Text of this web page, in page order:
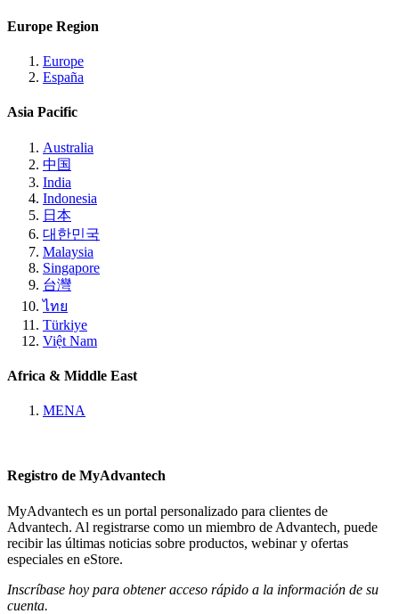
Europe Region
Europe
España
Asia Pacific
Australia
中国
India
Indonesia
日本
대한민국
Malaysia
Singapore
台灣
ไทย
Türkiye
Việt Nam
Africa & Middle East
MENA
Registro de MyAdvantech
MyAdvantech es un portal personalizado para clientes de
Advantech. Al registrarse como un miembro de Advantech, puede
recibir las últimas noticias sobre productos, webinar y ofertas
especiales en eStore.
Inscríbase hoy para obtener acceso rápido a la información de su
cuenta.